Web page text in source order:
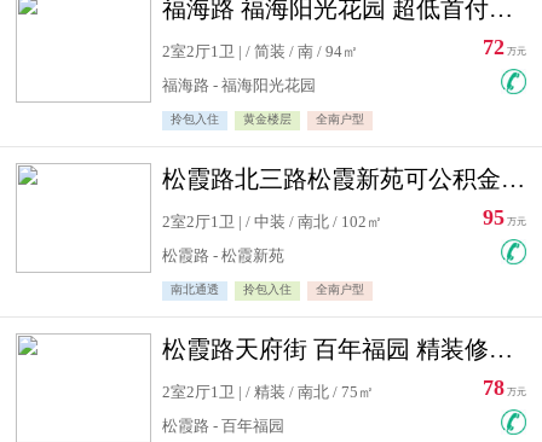
福海路 福海阳光花园 超低首付住宅急售
2室2厅1卫 | / 简装 / 南 / 94㎡
福海路 - 福海阳光花园
拎包入住 黄金楼层 全南户型
72 万元
松霞路北三路松霞新苑可公积金贷款北小区南北通透住宅急售
2室2厅1卫 | / 中装 / 南北 / 102㎡
松霞路 - 松霞新苑
南北通透 拎包入住 全南户型
95 万元
松霞路天府街 百年福园 精装修住宅急售
2室2厅1卫 | / 精装 / 南北 / 75㎡
松霞路 - 百年福园
78 万元